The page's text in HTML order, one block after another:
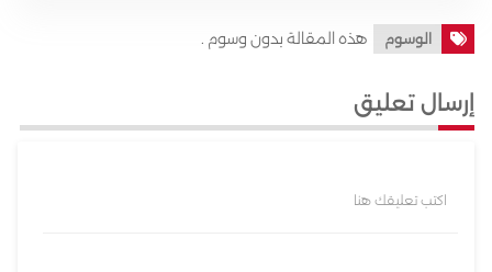
الوسوم هذه المقالة بدون وسوم .
إرسال تعليق
اكتب تعليقك هنا